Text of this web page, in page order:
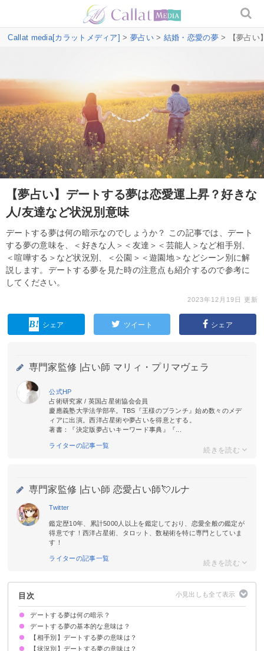
Callat media[カラットメディア] > 夢占い> 結婚・恋愛の夢> 【夢占い
【夢占い】デートする夢は恋愛運上昇？好きな
人/友達など状況別意味
デートする夢は何の暗示なのでしょうか？ この記事では、デート
する夢の意味を、＜好きな人＞＜友達＞＜芸能人＞など相手別、
＜喧嘩する＞など状況別、＜公園＞＜遊園地＞などシーン別に解
説します。デートする夢を見た時の注意点も紹介するので参考に
してください。
2023年12月19日 更新
シェア ツイート シェア
専門家監修 | 占い師 マリィ・プリマヴェラ
公式HP
占術研究家 / 英国占星術協会会員
慶應義塾大学法学部卒。TBS『王様のブランチ』始め数々のメデ
ィアに出演。西洋占星術や夢占いを得意とする。
著書：『決定版夢占いキーワード事典』『...
ライターの記事一覧
専門家監修 | 占い師 恋愛占い師💘ルナ
Twitter
鑑定歴10年、累計5000人以上を鑑定しており、恋愛全般の鑑定が
得意です！西洋占星術、タロット、数秘術を特に専門としていま
す！
ライターの記事一覧
目次
デートする夢は何の暗示？
デートする夢の基本的な意味は？
①恋愛願望
②欲求不満の暗示
状況によって意味が決まる
【相手別】デートする夢の意味は？
好きな人とデートする夢【警告夢】
彼氏とデートする夢【警告夢】
彼女とデートする夢【逆夢】
知らない人とデートする夢【凶夢】
元彼とデートする夢【凶夢】
彼氏・彼女じゃない人とデートする夢【凶夢】
知り合いとデートする夢【吉夢】
異性の友達とデートする夢【吉夢】
芸能人とデートする夢【吉夢・凶夢】
嫁・旦那とデートする夢【吉夢】
幼馴染とデートする夢【吉夢】
【状況別】デートする夢の意味は？